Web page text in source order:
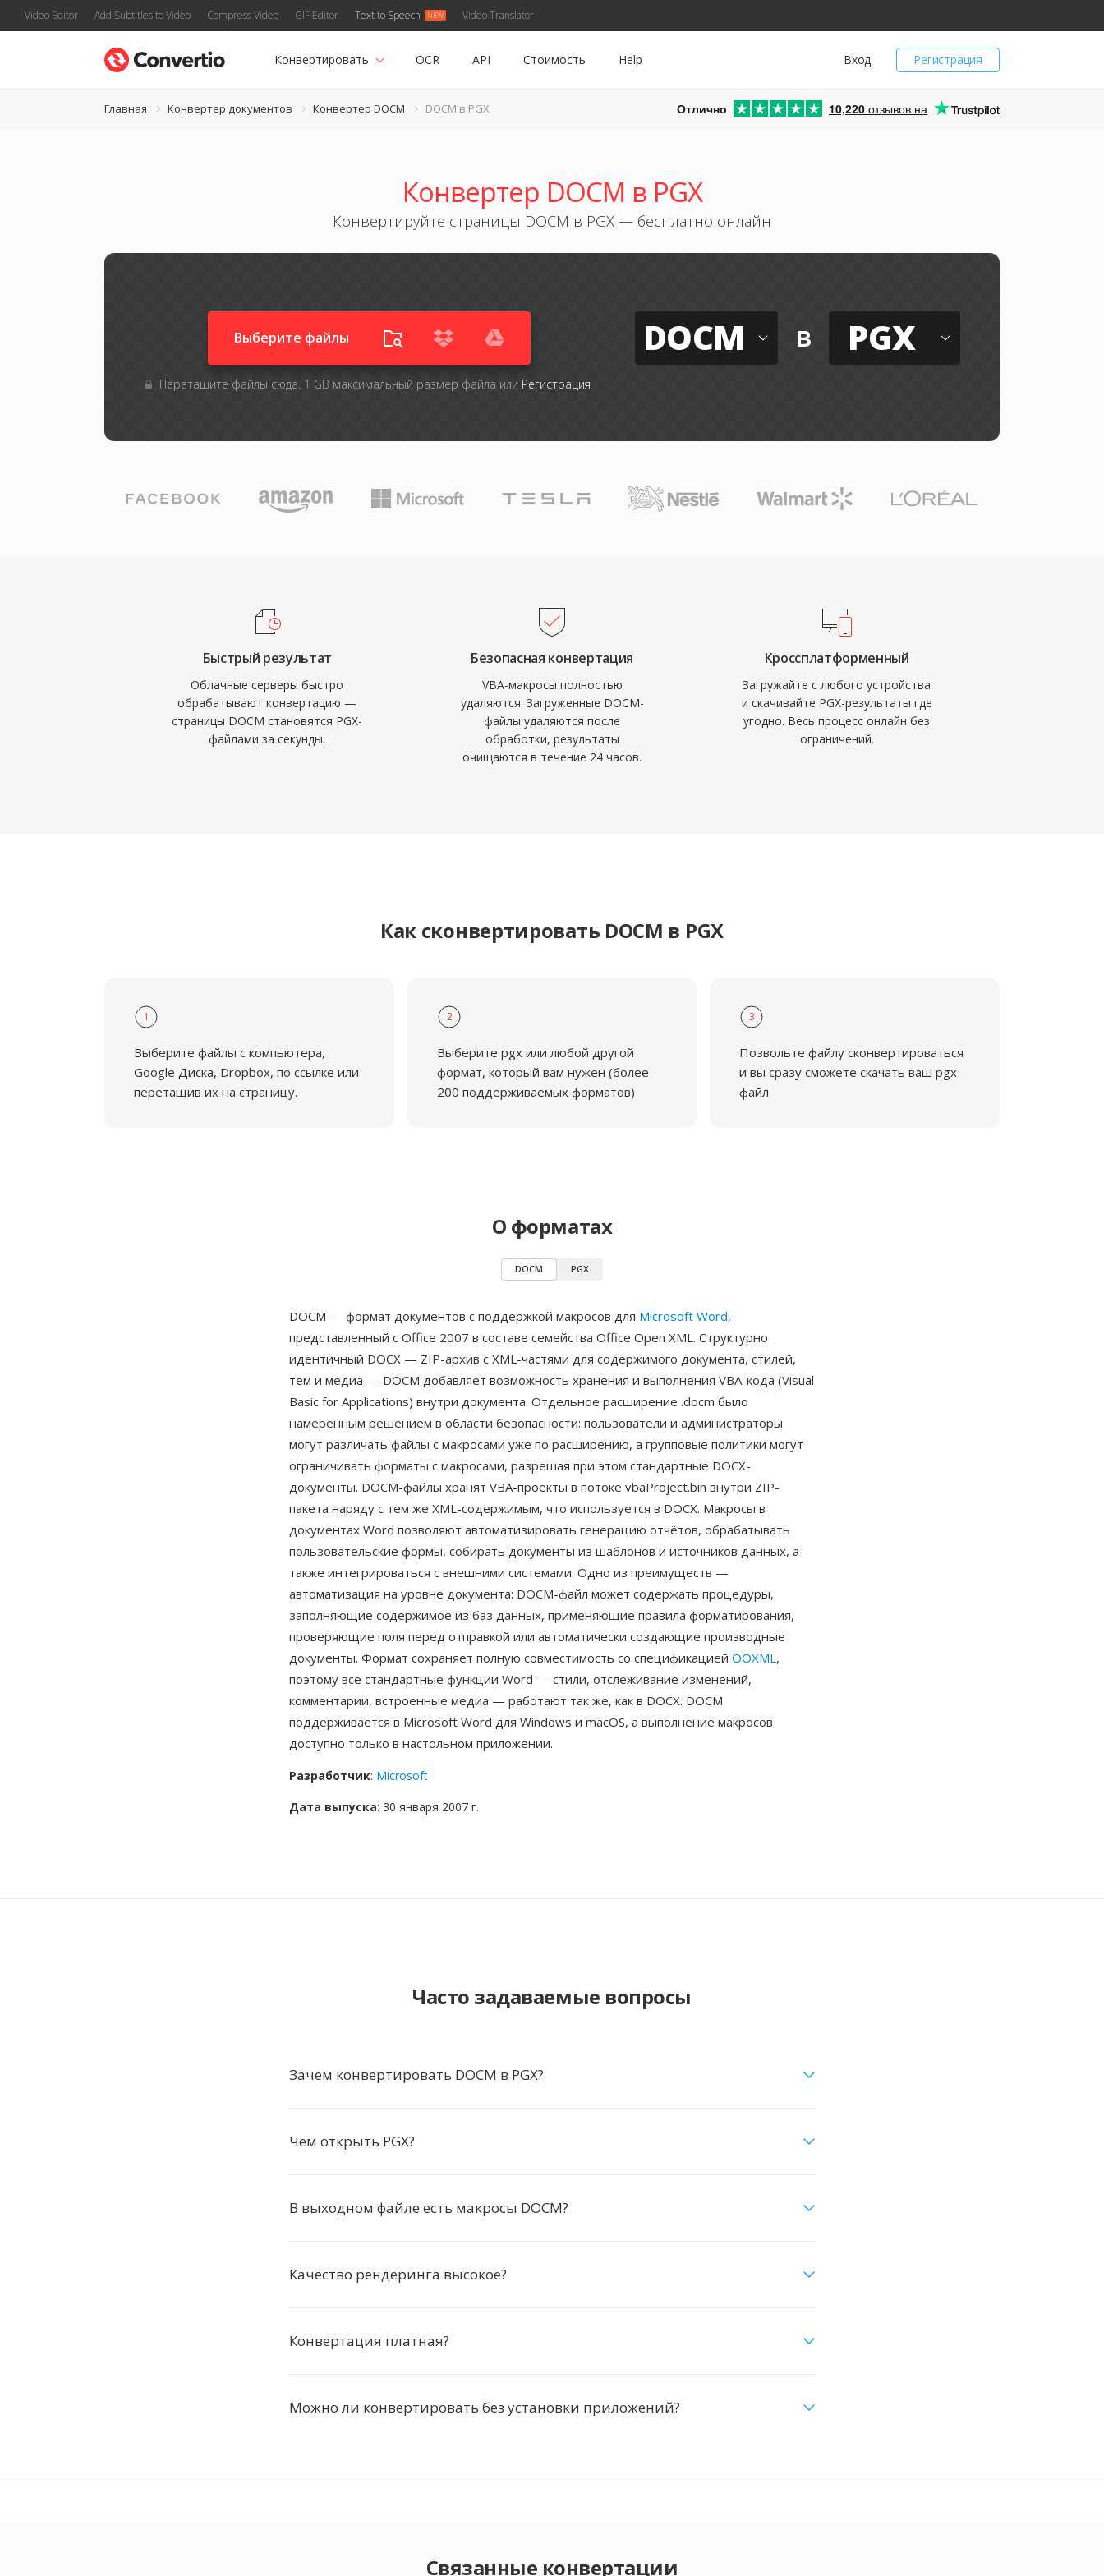
Video Editor Add Subtitles to Video Compress Video GIF Editor Text to Speech Video Translator
Регистрация
Вход
Конвертировать OCR API Стоимость Help
Главная Конвертер документов Конвертер DOCM DOCM в PGX Отлично 10,220 отзывов на
Конвертер DOCM в PGX
Конвертируйте страницы DOCM в PGX — бесплатно онлайн
Выберите файлы
Перетащите файлы сюда. 1 GB максимальный размер файла или Регистрация
DOCM в PGX
Быстрый результат
Облачные серверы быстро
обрабатывают конвертацию —
страницы DOCM становятся PGX-
файлами за секунды.
Безопасная конвертация
VBA-макросы полностью
удаляются. Загруженные DOCM-
файлы удаляются после
обработки, результаты
очищаются в течение 24 часов.
Кроссплатформенный
Загружайте с любого устройства
и скачивайте PGX-результаты где
угодно. Весь процесс онлайн без
ограничений.
Как сконвертировать DOCM в PGX
1
Выберите файлы с компьютера,
Google Диска, Dropbox, по ссылке или
перетащив их на страницу.
2
Выберите pgx или любой другой
формат, который вам нужен (более
200 поддерживаемых форматов)
3
Позвольте файлу сконвертироваться
и вы сразу сможете скачать ваш pgx-
файл
О форматах
DOCM PGX
DOCM — формат документов с поддержкой макросов для Microsoft Word,
представленный с Office 2007 в составе семейства Office Open XML. Структурно
идентичный DOCX — ZIP-архив с XML-частями для содержимого документа, стилей,
тем и медиа — DOCM добавляет возможность хранения и выполнения VBA-кода (Visual
Basic for Applications) внутри документа. Отдельное расширение .docm было
намеренным решением в области безопасности: пользователи и администраторы
могут различать файлы с макросами уже по расширению, а групповые политики могут
ограничивать форматы с макросами, разрешая при этом стандартные DOCX-
документы. DOCM-файлы хранят VBA-проекты в потоке vbaProject.bin внутри ZIP-
пакета наряду с тем же XML-содержимым, что используется в DOCX. Макросы в
документах Word позволяют автоматизировать генерацию отчётов, обрабатывать
пользовательские формы, собирать документы из шаблонов и источников данных, а
также интегрироваться с внешними системами. Одно из преимуществ —
автоматизация на уровне документа: DOCM-файл может содержать процедуры,
заполняющие содержимое из баз данных, применяющие правила форматирования,
проверяющие поля перед отправкой или автоматически создающие производные
документы. Формат сохраняет полную совместимость со спецификацией OOXML,
поэтому все стандартные функции Word — стили, отслеживание изменений,
комментарии, встроенные медиа — работают так же, как в DOCX. DOCM
поддерживается в Microsoft Word для Windows и macOS, а выполнение макросов
доступно только в настольном приложении.
Разработчик: Microsoft
Дата выпуска: 30 января 2007 г.
Часто задаваемые вопросы
Зачем конвертировать DOCM в PGX?
Чем открыть PGX?
В выходном файле есть макросы DOCM?
Качество рендеринга высокое?
Конвертация платная?
Можно ли конвертировать без установки приложений?
Связанные конвертации